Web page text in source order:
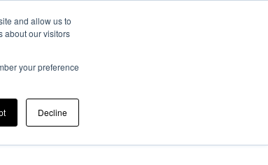
and allow us to
about our visitors
your preference
Decline